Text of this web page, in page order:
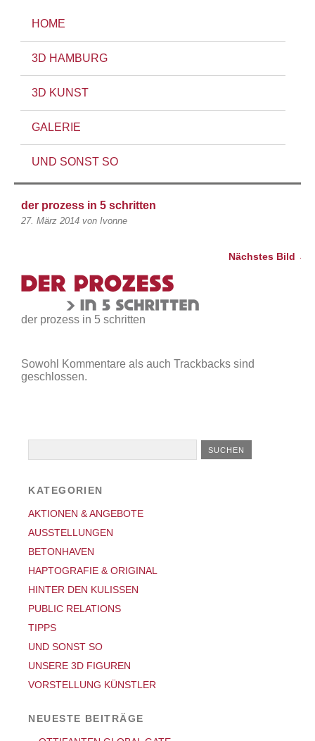
HOME
3D HAMBURG
3D KUNST
GALERIE
UND SONST SO
der prozess in 5 schritten
27. März 2014 von Ivonne
Nächstes Bild →
der prozess in 5 schritten
Sowohl Kommentare als auch Trackbacks sind
geschlossen.
KATEGORIEN
AKTIONEN & ANGEBOTE
AUSSTELLUNGEN
BETONHAVEN
HAPTOGRAFIE & ORIGINAL
HINTER DEN KULISSEN
PUBLIC RELATIONS
TIPPS
UND SONST SO
UNSERE 3D FIGUREN
VORSTELLUNG KÜNSTLER
NEUESTE BEITRÄGE